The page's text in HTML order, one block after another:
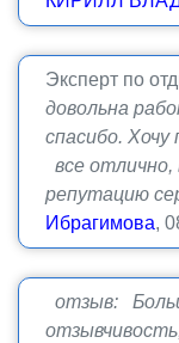
Эксперт по
довольна
спасибо.
все отлично,
репутацию
Ибрагимова,
отзыв: